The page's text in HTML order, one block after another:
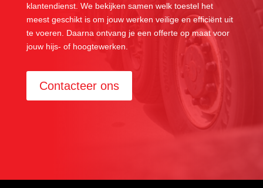
klantendienst. We bekijken samen welk toestel het
meest geschikt is om jouw werken veilige en efficiënt uit
te voeren. Daarna ontvang je een offerte op maat voor
jouw hijs- of hoogtewerken.
Contacteer ons